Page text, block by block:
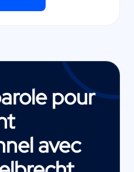
pour
avec